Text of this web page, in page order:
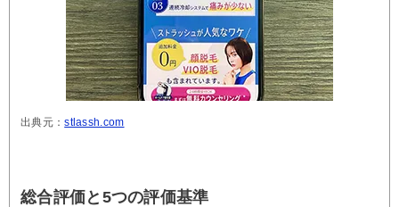
出典元：stlassh.com
総合評価と5つの評価基準